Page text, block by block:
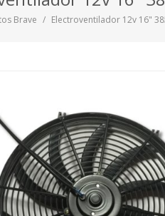
Brave Electroventilador 12v 16"